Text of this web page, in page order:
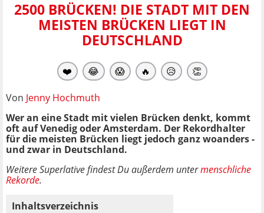
2500 BRÜCKEN! DIE STADT MIT DEN
MEISTEN BRÜCKEN LIEGT IN
DEUTSCHLAND
❤️ 😂 😱 🔥 😥 👏
Von Jenny Hochmuth
Wer an eine Stadt mit vielen Brücken denkt, kommt
oft auf Venedig oder Amsterdam. Der Rekordhalter
für die meisten Brücken liegt jedoch ganz woanders -
und zwar in Deutschland.
Weitere Superlative findest Du außerdem untermenschliche
Rekorde.
Inhaltsverzeichnis